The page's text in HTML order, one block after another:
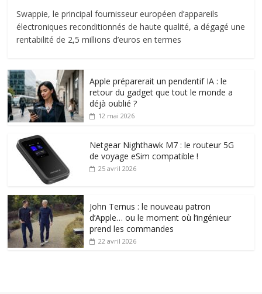
Swappie, le principal fournisseur européen d’appareils
électroniques reconditionnés de haute qualité, a dégagé une
rentabilité de 2,5 millions d’euros en termes
Apple préparerait un pendentif IA : le
retour du gadget que tout le monde a
déjà oublié ?
12 mai 2026
Netgear Nighthawk M7 : le routeur 5G
de voyage eSim compatible !
25 avril 2026
John Ternus : le nouveau patron
d’Apple… ou le moment où l’ingénieur
prend les commandes
22 avril 2026